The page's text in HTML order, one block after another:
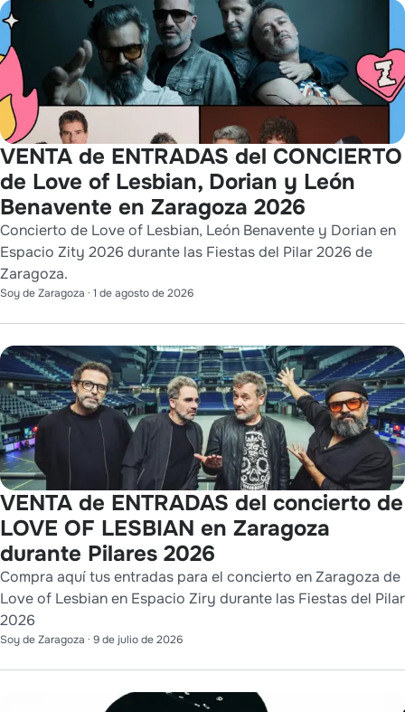
VENTA de ENTRADAS del CONCIERTO
de Love of Lesbian, Dorian y León
Benavente en Zaragoza 2026
Concierto de Love of Lesbian, León Benavente y Dorian en
Espacio Zity 2026 durante las Fiestas del Pilar 2026 de
Zaragoza.
Soy de Zaragoza · 1 de agosto de 2026
VENTA de ENTRADAS del concierto de
LOVE OF LESBIAN en Zaragoza
durante Pilares 2026
Compra aquí tus entradas para el concierto en Zaragoza de
Love of Lesbian en Espacio Ziry durante las Fiestas del Pilar
2026
Soy de Zaragoza · 9 de julio de 2026